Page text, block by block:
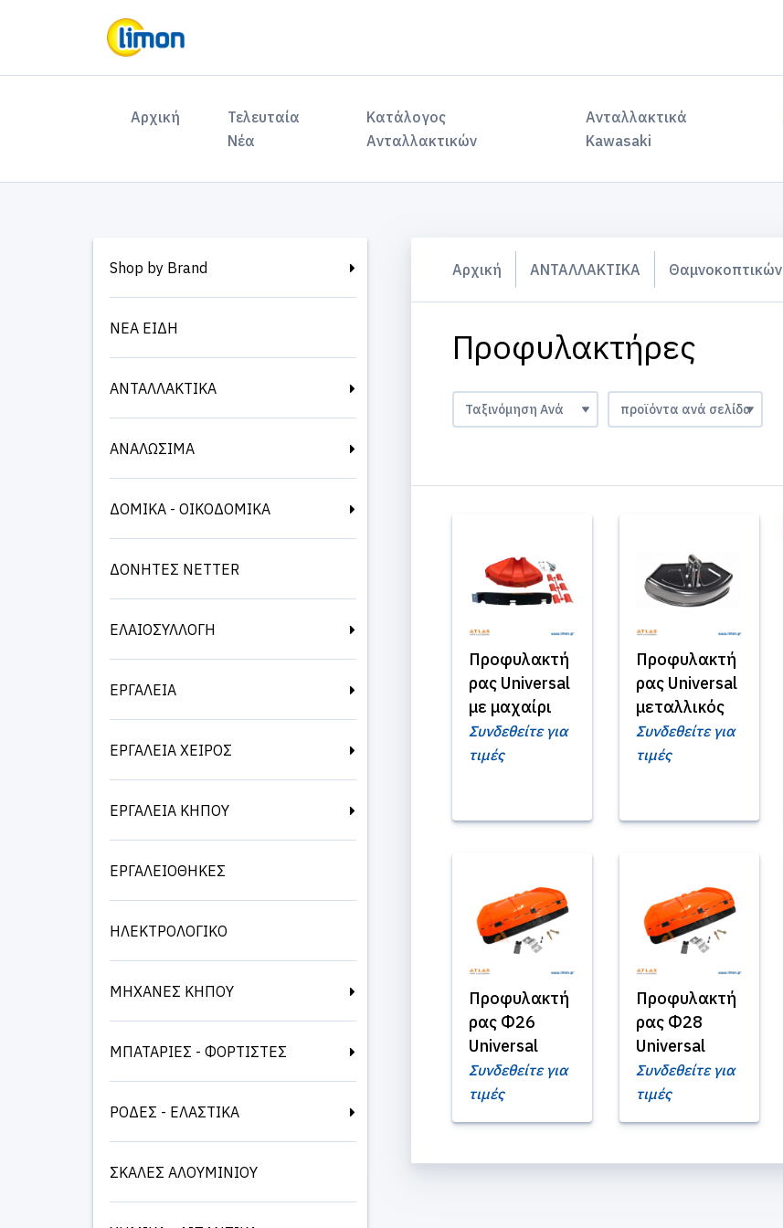
Αρχική (current)Τελευταία
Νέα
Κατάλογος
Ανταλλακτικών
Ανταλλακτικά
Kawasaki
Shop by Brand
ΝΕΑ ΕΙΔΗ
ΑΝΤΑΛΛΑΚΤΙΚΑ
ΑΝΑΛΩΣΙΜΑ
ΔΟΜΙΚΑ - ΟΙΚΟΔΟΜΙΚΑ
ΔΟΝΗΤΕΣ NETTER
ΕΛΑΙΟΣΥΛΛΟΓΗ
ΕΡΓΑΛΕΙΑ
ΕΡΓΑΛΕΙΑ ΧΕΙΡΟΣ
ΕΡΓΑΛΕΙΑ ΚΗΠΟΥ
ΕΡΓΑΛΕΙΟΘΗΚΕΣ
ΗΛΕΚΤΡΟΛΟΓΙΚΟ
ΜΗΧΑΝΕΣ ΚΗΠΟΥ
ΜΠΑΤΑΡΙΕΣ - ΦΟΡΤΙΣΤΕΣ
ΡΟΔΕΣ - ΕΛΑΣΤΙΚΑ
ΣΚΑΛΕΣ ΑΛΟΥΜΙΝΙΟΥ
Αρχική ΑΝΤΑΛΛΑΚΤΙΚΑ Θαμνοκοπτικών
Προφυλακτήρες
Προφυλακτή
ρας Universal
με μαχαίρι
Συνδεθείτε για
τιμές
Προφυλακτή
ρας Universal
μεταλλικός
Συνδεθείτε για
τιμές
Προφυλακτή
ρας Φ26
Universal
Συνδεθείτε για
τιμές
Προφυλακτή
ρας Φ28
Universal
Συνδεθείτε για
τιμές